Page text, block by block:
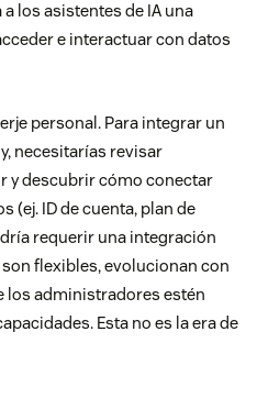
los asistentes de IA una
e interactuar con datos
personal. Para integrar un
necesitarías revisar
y descubrir cómo conectar
(ej. ID de cuenta, plan de
requerir una integración
son flexibles, evolucionan con
los administradores estén
Esta no es la era de